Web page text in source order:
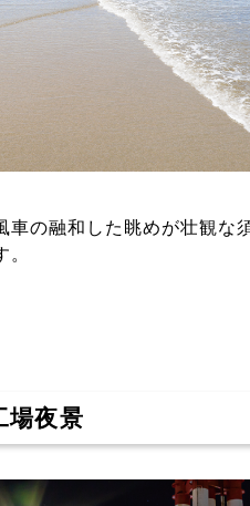
車の融和した眺めが壮観な
夜景